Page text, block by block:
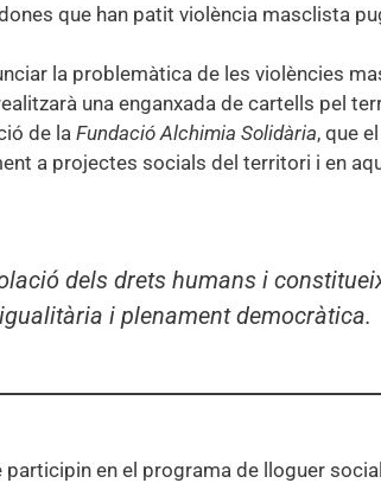
que han patit violència masclista
la problemàtica de les violències
una enganxada de cartells pel
de laFundació Alchimia Solidària, que
a projectes socials del territori i en
dels drets humans i
i plenament democràtica.
en el programa de lloguer